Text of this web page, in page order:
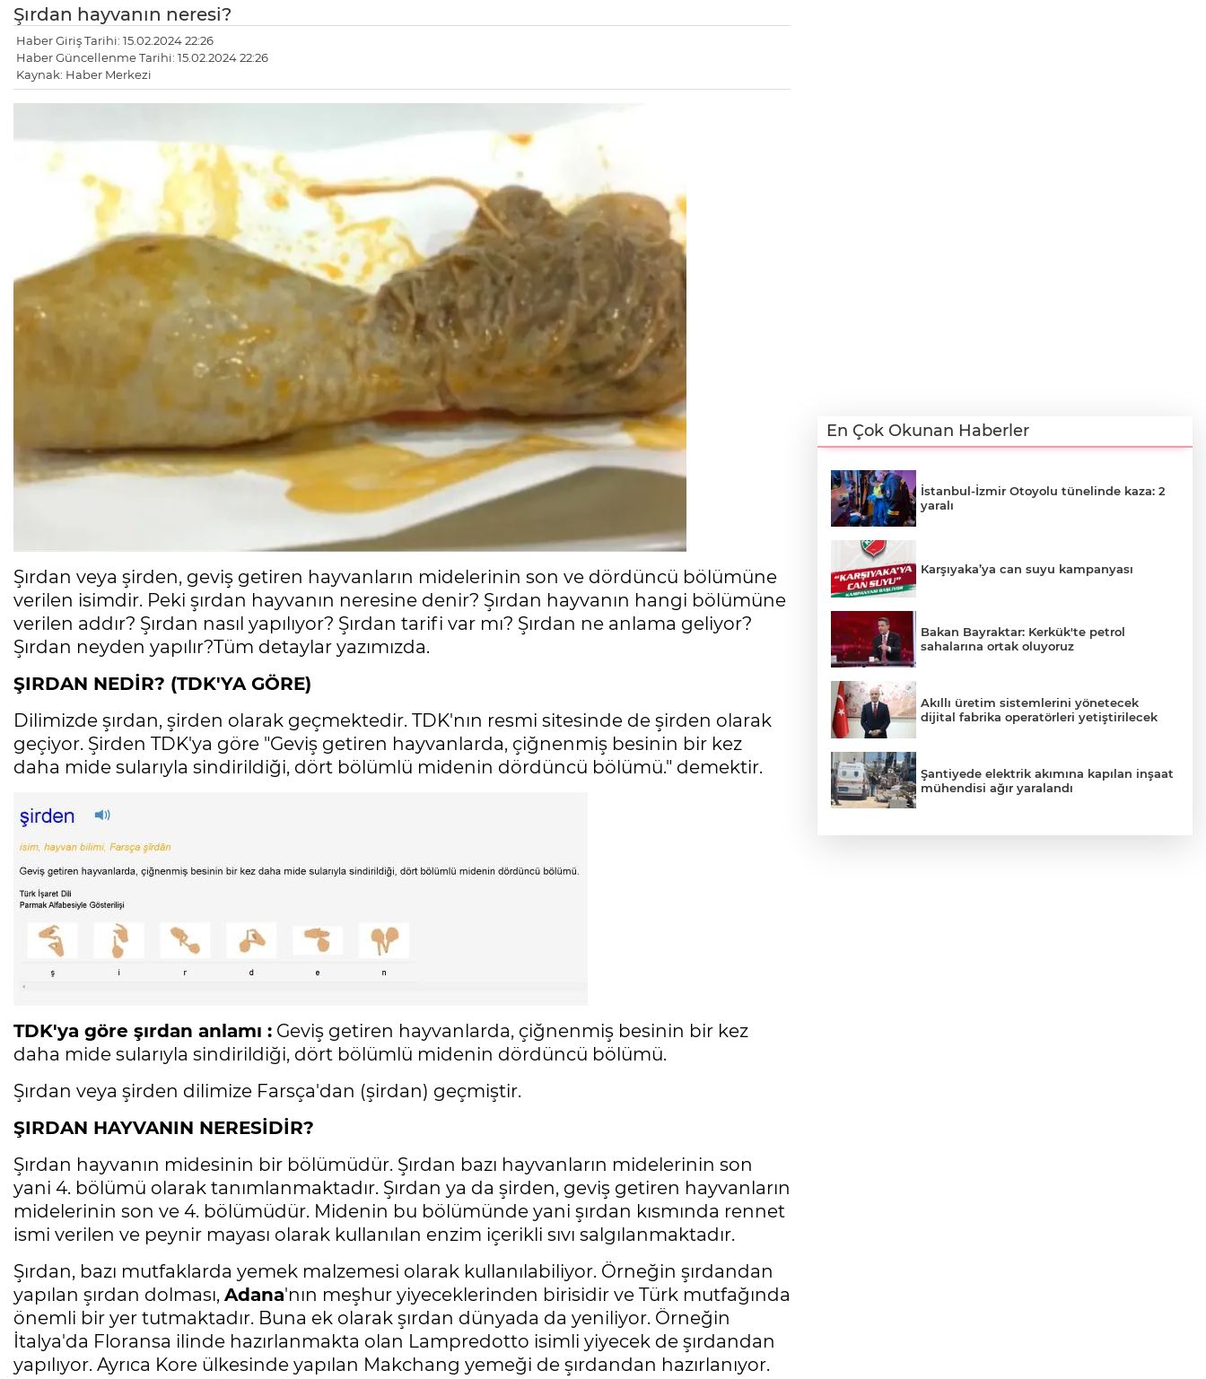
Şırdan hayvanın neresi?
Haber Giriş Tarihi: 15.02.2024 22:26
Haber Güncellenme Tarihi: 15.02.2024 22:26
Kaynak: Haber Merkezi
Şırdan veya şirden, geviş getiren hayvanların midelerinin son ve dördüncü bölümüne
verilen isimdir. Peki şırdan hayvanın neresine denir? Şırdan hayvanın hangi bölümüne
verilen addır? Şırdan nasıl yapılıyor? Şırdan tarifi var mı? Şırdan ne anlama geliyor?
Şırdan neyden yapılır?Tüm detaylar yazımızda.
ŞIRDAN NEDİR? (TDK'YA GÖRE)
Dilimizde şırdan, şirden olarak geçmektedir. TDK'nın resmi sitesinde de şirden olarak
geçiyor. Şirden TDK'ya göre "Geviş getiren hayvanlarda, çiğnenmiş besinin bir kez
daha mide sularıyla sindirildiği, dört bölümlü midenin dördüncü bölümü." demektir.
TDK'ya göre şırdan anlamı : Geviş getiren hayvanlarda, çiğnenmiş besinin bir kez
daha mide sularıyla sindirildiği, dört bölümlü midenin dördüncü bölümü.
Şırdan veya şirden dilimize Farsça'dan (şirdan) geçmiştir.
ŞIRDAN HAYVANIN NERESİDİR?
Şırdan hayvanın midesinin bir bölümüdür. Şırdan bazı hayvanların midelerinin son
yani 4. bölümü olarak tanımlanmaktadır. Şırdan ya da şirden, geviş getiren hayvanların
midelerinin son ve 4. bölümüdür. Midenin bu bölümünde yani şırdan kısmında rennet
ismi verilen ve peynir mayası olarak kullanılan enzim içerikli sıvı salgılanmaktadır.
Şırdan, bazı mutfaklarda yemek malzemesi olarak kullanılabiliyor. Örneğin şırdandan
yapılan şırdan dolması, Adana'nın meşhur yiyeceklerinden birisidir ve Türk mutfağında
önemli bir yer tutmaktadır. Buna ek olarak şırdan dünyada da yeniliyor. Örneğin
İtalya'da Floransa ilinde hazırlanmakta olan Lampredotto isimli yiyecek de şırdandan
yapılıyor. Ayrıca Kore ülkesinde yapılan Makchang yemeği de şırdandan hazırlanıyor.
En Çok Okunan Haberler
İstanbul-İzmir Otoyolu tünelinde kaza: 2
yaralı
Karşıyaka’ya can suyu kampanyası
Bakan Bayraktar: Kerkük'te petrol
sahalarına ortak oluyoruz
Akıllı üretim sistemlerini yönetecek
dijital fabrika operatörleri yetiştirilecek
Şantiyede elektrik akımına kapılan inşaat
mühendisi ağır yaralandı